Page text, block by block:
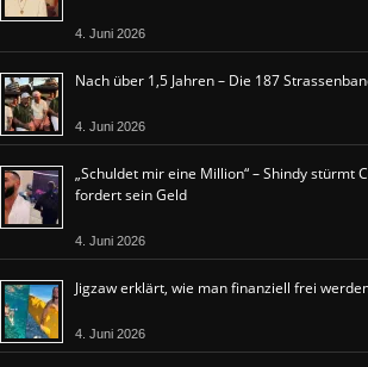
4. Juni 2026
Nach über 1,5 Jahren – Die 187
4. Juni 2026
„Schuldet mir eine Million“ – Shindy stürmt
fordert sein Geld
4. Juni 2026
Jigzaw erklärt, wie man finanziell frei
4. Juni 2026